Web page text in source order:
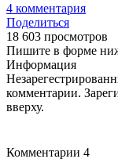
4 комментария
Поделиться
18 603 просмотров
Пишите в форме
Информация
комментарии.
вверху.
Комментарии 4